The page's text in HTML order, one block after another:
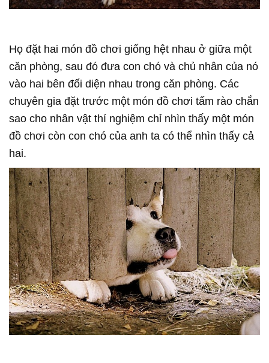
Họ đặt hai món đồ chơi giống hệt nhau ở giữa một
căn phòng, sau đó đưa con chó và chủ nhân của nó
vào hai bên đối diện nhau trong căn phòng. Các
chuyên gia đặt trước một món đồ chơi tấm rào chắn
sao cho nhân vật thí nghiệm chỉ nhìn thấy một món
đồ chơi còn con chó của anh ta có thể nhìn thấy cả
hai.